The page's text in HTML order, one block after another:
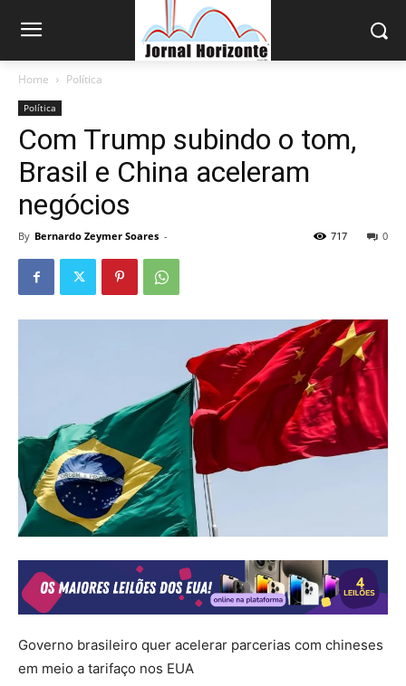
Home Política
Política
Com Trump subindo o tom,
Brasil e China aceleram
negócios
By Bernardo Zeymer Soares - 0
717
Governo brasileiro quer acelerar parcerias com chineses
em meio a tarifaço nos EUA